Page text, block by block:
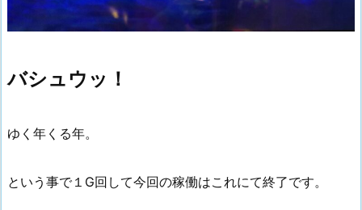
バシュウッ！
ゆく年くる年。
という事で１G回して今回の稼働はこれにて終了です。